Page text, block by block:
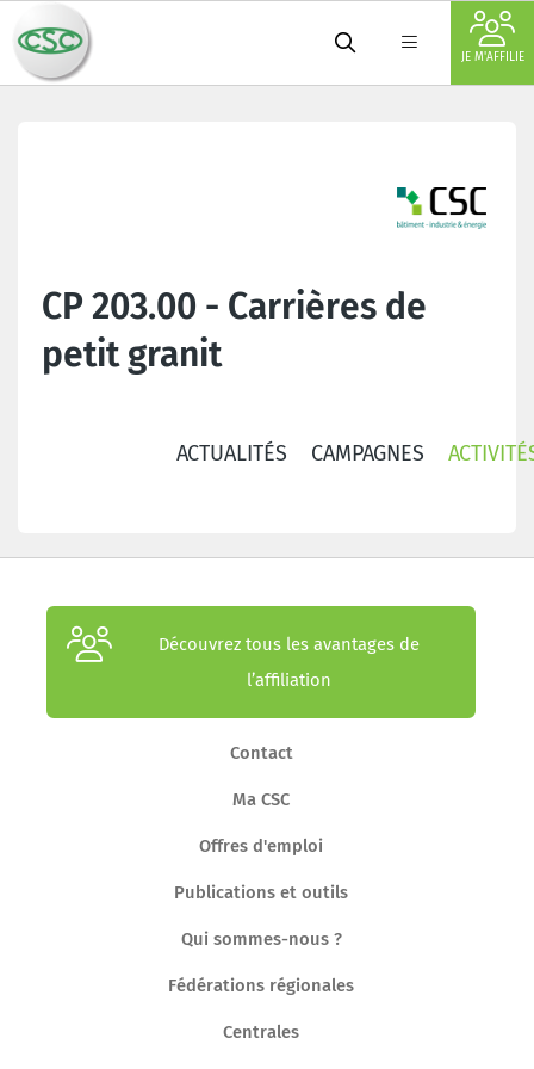
JE M'AFFILIE
CP 203.00 - Carrières de
petit granit
ACTUALITÉS CAMPAGNES
Découvrez tous les avantages de
l’affiliation
Contact
Ma CSC
Offres d'emploi
Publications et outils
Qui sommes-nous ?
Fédérations régionales
Centrales